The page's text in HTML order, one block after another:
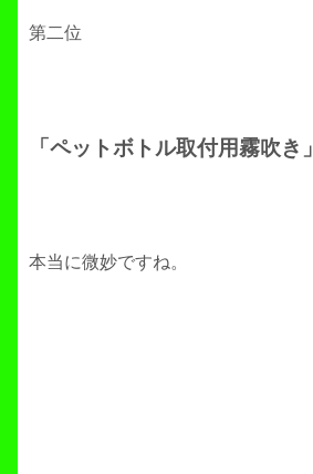
第二位
「ペットボトル取付用霧吹き」
本当に微妙ですね。